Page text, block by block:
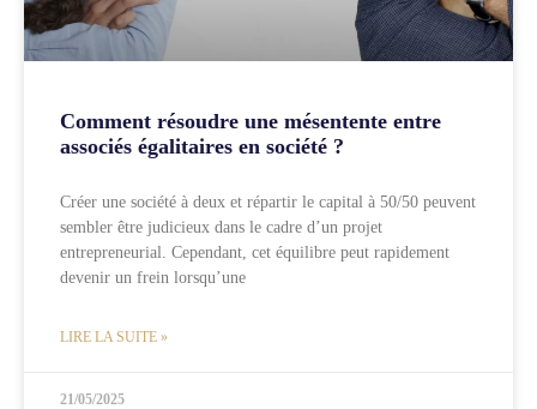
Comment résoudre une mésentente entre
associés égalitaires en société ?
Créer une société à deux et répartir le capital à 50/50 peuvent
sembler être judicieux dans le cadre d’un projet
entrepreneurial. Cependant, cet équilibre peut rapidement
devenir un frein lorsqu’une
LIRE LA SUITE »
21/05/2025